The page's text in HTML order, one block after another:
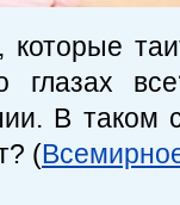
которые
глазах
В таком
(